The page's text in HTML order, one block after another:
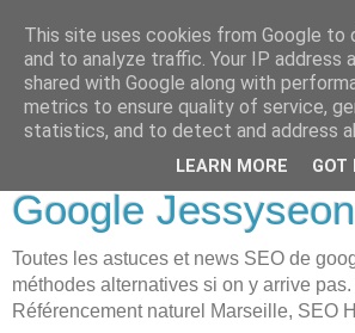
LOVE-MOI
Seo Holistique,
SEO Marseille
Google
Toutes les astuces et news SEO de
méthodes alternatives si on y arrive
Référencement naturel Marseille, SEO
This site uses cookies from Google to
and to analyze traffic. Your IP address
shared with Google along with
metrics to ensure quality of service,
statistics, and to detect and address
LEARN MORE GOT